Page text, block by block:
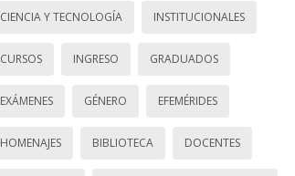
CIENCIA Y TECNOLOGÍA INSTITUCIONALES
CURSOS INGRESO GRADUADOS
EXÁMENES GÉNERO EFEMÉRIDES
HOMENAJES BIBLIOTECA DOCENTES